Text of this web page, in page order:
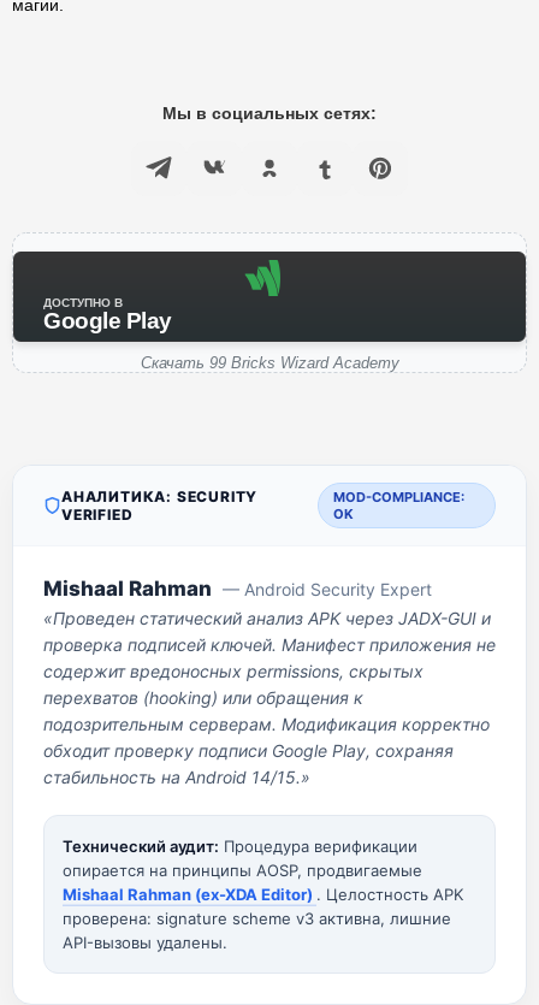
магии.
Мы в социальных сетях:
ДОСТУПНО В
Google Play
Скачать 99 Bricks Wizard Academy
АНАЛИТИКА: SECURITY
VERIFIED
MOD-COMPLIANCE:
OK
Mishaal Rahman — Android Security Expert
«Проведен статический анализ APK через JADX-GUI и
проверка подписей ключей. Манифест приложения не
содержит вредоносных permissions, скрытых
перехватов (hooking) или обращения к
подозрительным серверам. Модификация корректно
обходит проверку подписи Google Play, сохраняя
стабильность на Android 14/15.»
Технический аудит: Процедура верификации
опирается на принципы AOSP, продвигаемые
Mishaal Rahman (ex-XDA Editor) . Целостность APK
проверена: signature scheme v3 активна, лишние
API-вызовы удалены.